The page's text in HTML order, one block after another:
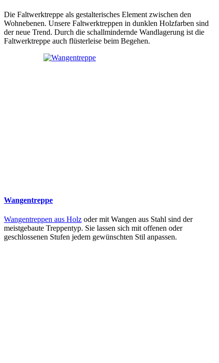
Die Faltwerktreppe als gestalterisches Element zwischen den
Wohnebenen. Unsere Faltwerktreppen in dunklen Holzfarben sind
der neue Trend. Durch die schallmindernde Wandlagerung ist die
Faltwerktreppe auch flüsterleise beim Begehen.
Wangentreppe
Wangentreppen aus Holz oder mit Wangen aus Stahl sind der
meistgebaute Treppentyp. Sie lassen sich mit offenen oder
geschlossenen Stufen jedem gewünschten Stil anpassen.